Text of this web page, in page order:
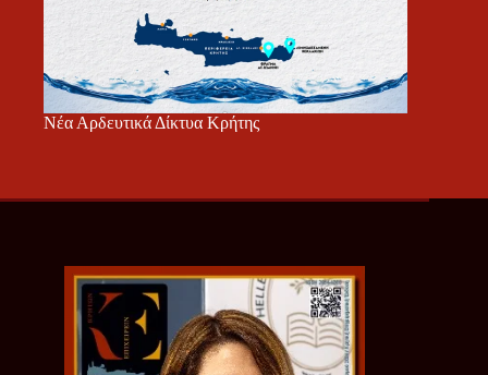
Νέα Αρδευτικά Δίκτυα Κρήτης